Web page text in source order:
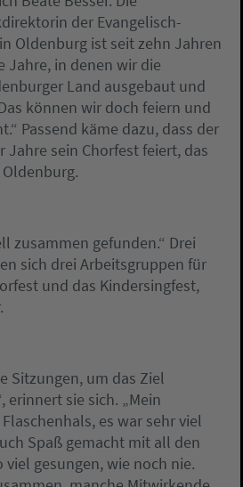
der Evangelisch-
Oldenburg ist seit zehn Jahren
Jahre, in denen wir die
Land ausgebaut und
können wir doch feiern und
Passend käme dazu, dass der
Jahre sein Chorfest feiert, das
zusammen gefunden.“ Drei
sich drei Arbeitsgruppen für
und das Kindersingfest,
Sitzungen, um das Ziel
erinnert sie sich. „Mein
es war sehr viel
Spaß gemacht mit all den
viel gesungen, wie noch nie.